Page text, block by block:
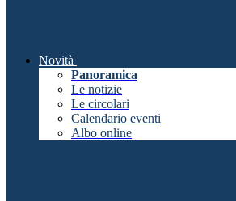
Novità
Panoramica
Le notizie
Le circolari
Calendario eventi
Albo online